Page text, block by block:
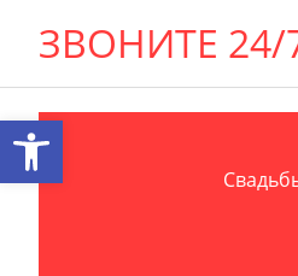
ЗВОНИТЕ 24/
Открыть панель инструментов